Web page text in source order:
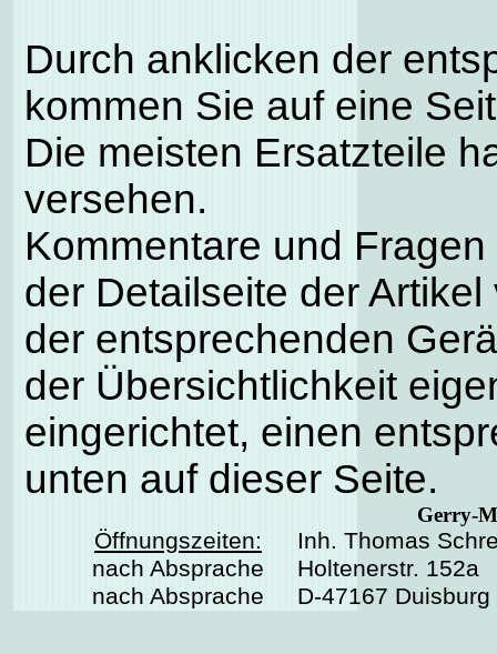
Durch anklicken der
kommen Sie auf eine
Die meisten Ersatzteile
versehen.
Kommentare und
der Detailseite der
der entsprechenden
der Übersichtlichkeit
eingerichtet, einen
unten auf dieser Seite.
Gerry-
Öffnungszeiten:
Inh. Thomas
nach Absprache
Holtenerstr. 152a
nach Absprache
D-47167 Duisburg